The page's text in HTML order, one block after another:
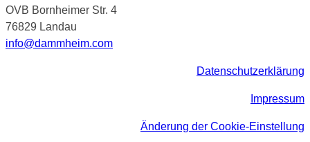
OVB Bornheimer Str. 4
76829 Landau
info@dammheim.com
Datenschutzerklärung
Impressum
Änderung der Cookie-Einstellung